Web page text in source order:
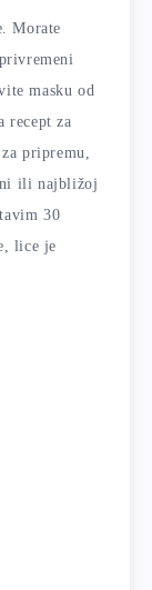
Morate
masku od
recept za
pripremu,
ili najbližoj
30
lice je